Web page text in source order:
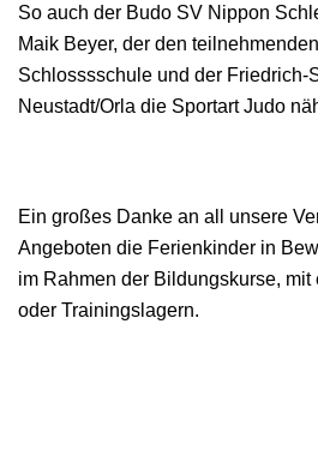
So auch der Budo SV Nippon
Maik Beyer, der den
Schlosssschule und der Friedrich-
Neustadt/Orla die Sportart Judo
Ein großes Danke an all unsere
Angeboten die Ferienkinder in
im Rahmen der Bildungskurse,
oder Trainingslagern.